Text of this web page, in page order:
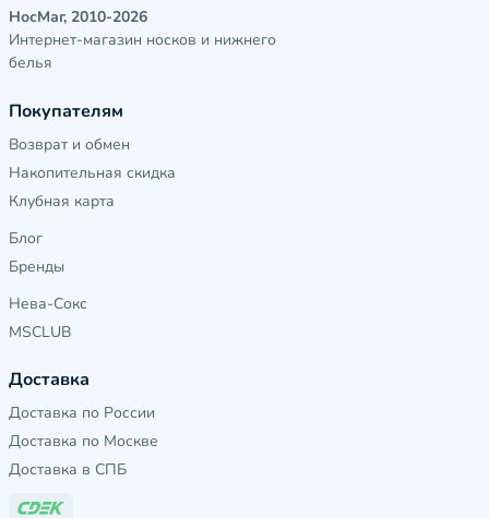
НосМаг, 2010-2026
Интернет-магазин носков и нижнего
белья
Покупателям
Возврат и обмен
Накопительная скидка
Клубная карта
Блог
Бренды
Нева-Сокс
MSCLUB
Доставка
Доставка по России
Доставка по Москве
Доставка в СПБ